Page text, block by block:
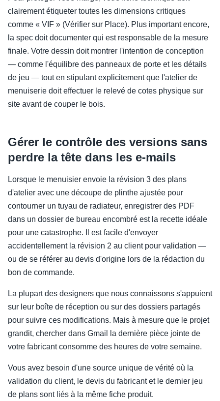
clairement étiqueter toutes les dimensions critiques
comme « VIF » (Vérifier sur Place). Plus important encore,
la spec doit documenter qui est responsable de la mesure
finale. Votre dessin doit montrer l'intention de conception
— comme l'équilibre des panneaux de porte et les détails
de jeu — tout en stipulant explicitement que l'atelier de
menuiserie doit effectuer le relevé de cotes physique sur
site avant de couper le bois.
Gérer le contrôle des versions sans
perdre la tête dans les e-mails
Lorsque le menuisier envoie la révision 3 des plans
d'atelier avec une découpe de plinthe ajustée pour
contourner un tuyau de radiateur, enregistrer des PDF
dans un dossier de bureau encombré est la recette idéale
pour une catastrophe. Il est facile d'envoyer
accidentellement la révision 2 au client pour validation —
ou de se référer au devis d'origine lors de la rédaction du
bon de commande.
La plupart des designers que nous connaissons s'appuient
sur leur boîte de réception ou sur des dossiers partagés
pour suivre ces modifications. Mais à mesure que le projet
grandit, chercher dans Gmail la dernière pièce jointe de
votre fabricant consomme des heures de votre semaine.
Vous avez besoin d'une source unique de vérité où la
validation du client, le devis du fabricant et le dernier jeu
de plans sont liés à la même fiche produit.